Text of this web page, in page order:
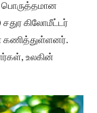
பொருத்தமான
கிலோமீட்டர்
கணித்துள்ளனர்.
உலகின்